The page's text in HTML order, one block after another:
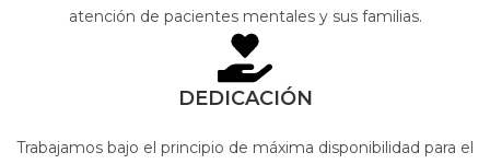
atención de pacientes mentales y sus familias.
DEDICACIÓN
Trabajamos bajo el principio de máxima disponibilidad para el